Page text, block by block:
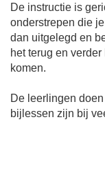
De instructie is
onderstrepen die
dan uitgelegd en
het terug en
komen.
De leerlingen
bijlessen zijn bij